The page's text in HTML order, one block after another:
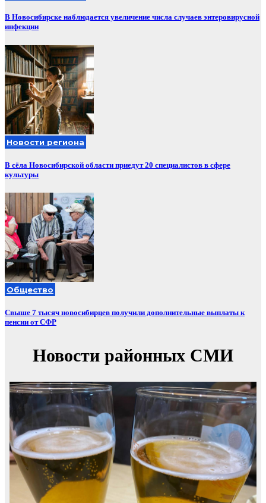
В Новосибирске наблюдается увеличение числа случаев энтеровирусной
инфекции
Новости региона
В сёла Новосибирской области приедут 20 специалистов в сфере
культуры
Общество
Свыше 7 тысяч новосибирцев получили дополнительные выплаты к
пенсии от СФР